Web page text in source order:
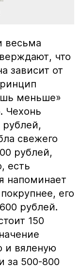
весьма
что
зависит от
меньше»
Чехонь
рублей,
свежего
рублей,
есть
напоминает
его
рублей.
150
и вяленую
за 500-800